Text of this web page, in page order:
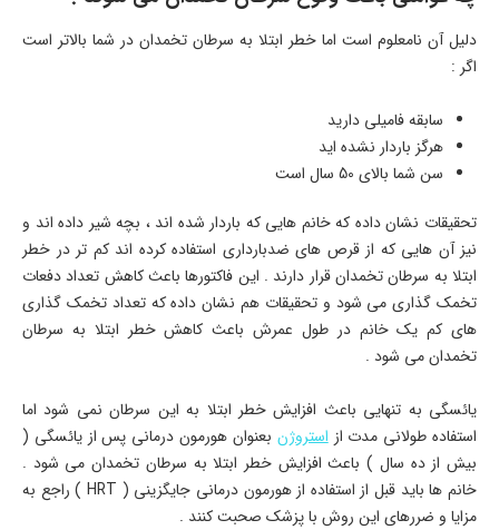
دلیل آن نامعلوم است اما خطر ابتلا به سرطان تخمدان در شما بالاتر است
اگر :
سابقه فامیلی دارید
هرگز باردار نشده اید
سن شما بالای 50 سال است
تحقیقات نشان داده که خانم هایی که باردار شده اند ، بچه شیر داده اند و
نیز آن هایی که از قرص های ضدبارداری استفاده کرده اند کم تر در خطر
ابتلا به سرطان تخمدان قرار دارند . این فاکتورها باعث کاهش تعداد دفعات
تخمک گذاری می شود و تحقیقات هم نشان داده که تعداد تخمک گذاری
های کم یک خانم در طول عمرش باعث کاهش خطر ابتلا به سرطان
تخمدان می شود .
یائسگی به تنهایی باعث افزایش خطر ابتلا به این سرطان نمی شود اما
استفاده طولانی مدت ازاستروژن بعنوان هورمون درمانی پس از یائسگی (
بیش از ده سال ) باعث افزایش خطر ابتلا به سرطان تخمدان می شود .
خانم ها باید قبل از استفاده از هورمون درمانی جایگزینی ( HRT ) راجع به
مزایا و ضررهای این روش با پزشک صحبت کنند .